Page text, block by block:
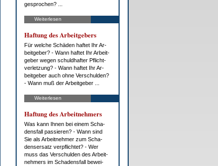
ge­spro­chen? ...
Weiterlesen
Haf­tung des Ar­beit­ge­bers
Für wel­che Schä­den haf­tet Ihr Ar­
beit­ge­ber? - Wann haf­tet Ihr Ar­beit­
ge­ber we­gen schuld­haf­ter Pflicht­
ver­let­zung? - Wann haf­tet Ihr Ar­
beit­ge­ber auch oh­ne Ver­schul­den?
- Wann muß der Ar­beit­ge­ber ...
Weiterlesen
Haf­tung des Ar­beit­neh­mers
Was kann Ih­nen bei ei­nem Scha­
dens­fall pas­sie­ren? - Wann sind
Sie als Ar­beit­neh­mer zum Scha­
dens­er­satz ver­pflich­tet? - Wer
muss das Ver­schul­den des Ar­beit­
neh­mers im Scha­dens­fall be­wei­